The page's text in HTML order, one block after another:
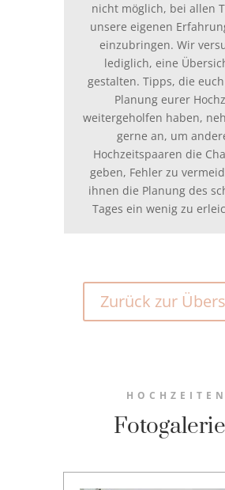
nicht möglich, bei allen
unsere eigenen
einzubringen. Wir
lediglich, eine
gestalten. Tipps, die
Planung eurer
weitergeholfen haben,
gerne an, um
Hochzeitspaaren die
geben, Fehler zu
ihnen die Planung des
Tages ein wenig zu
Zurück zur
HOCHZEITEN